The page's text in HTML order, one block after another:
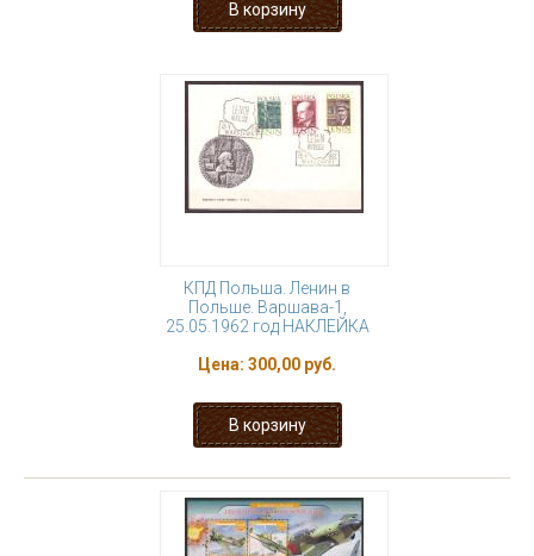
КПД Польша. Ленин в
Польше. Варшава-1,
25.05.1962 год НАКЛЕЙКА
Цена: 300,00 руб.